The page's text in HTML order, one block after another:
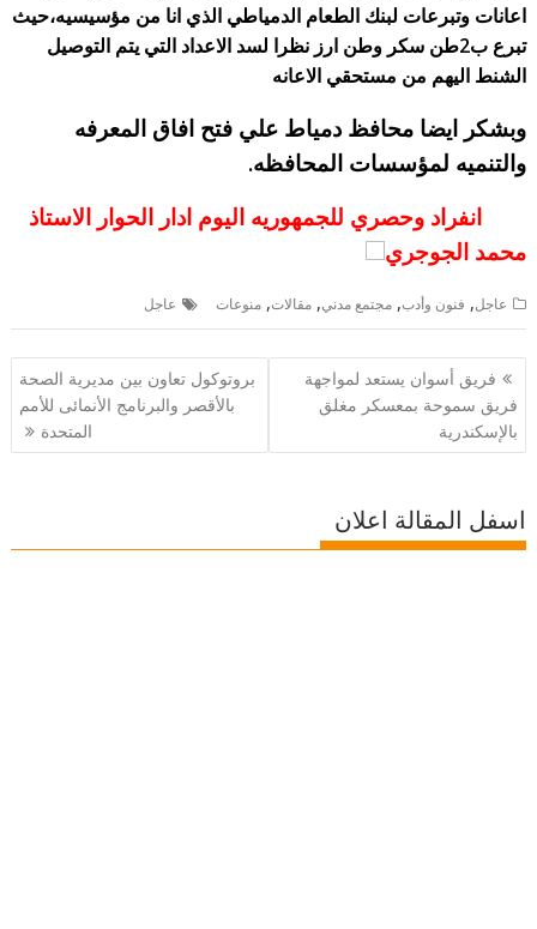
اعانات وتبرعات لبنك الطعام الدمياطي الذي انا من مؤسيسيه،حيث
تبرع ب2طن سكر وطن ارز نظرا لسد الاعداد التي يتم التوصيل
الشنط اليهم من مستحقي الاعانه
وبشكر ايضا محافظ دمياط علي فتح افاق المعرفه
والتنميه لمؤسسات المحافظه.
انفراد وحصري للجمهوريه اليوم ادار الحوار الاستاذ
محمد الجوجري
عاجل, فنون وأدب,مجتمع مدني,مقالات,منوعات عاجل
تصفّح
المقالات
فريق أسوان يستعد لمواجهة
فريق سموحة بمعسكر مغلق
بالإسكندرية
بروتوكول تعاون بين مديرية الصحة
بالأقصر والبرنامج الأنمائى للأمم
المتحدة
اسفل المقالة اعلان